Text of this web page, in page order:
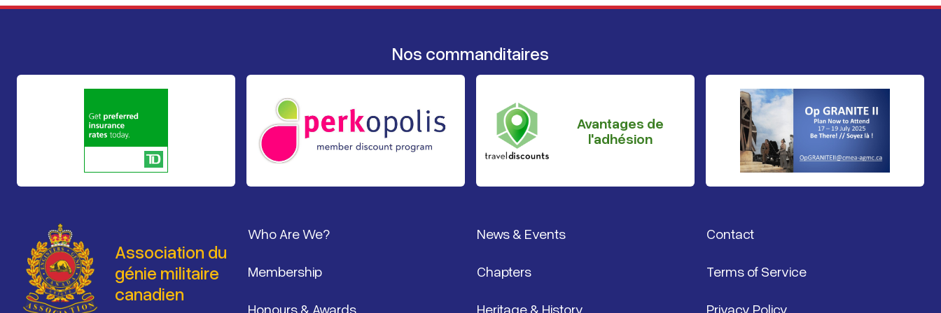
Nos commanditaires
Avantages de
l'adhésion
Association du
génie militaire
canadien
Who Are We? News & Events Contact
Membership Chapters Terms of Service
Honours & Awards Heritage & History Privacy Policy